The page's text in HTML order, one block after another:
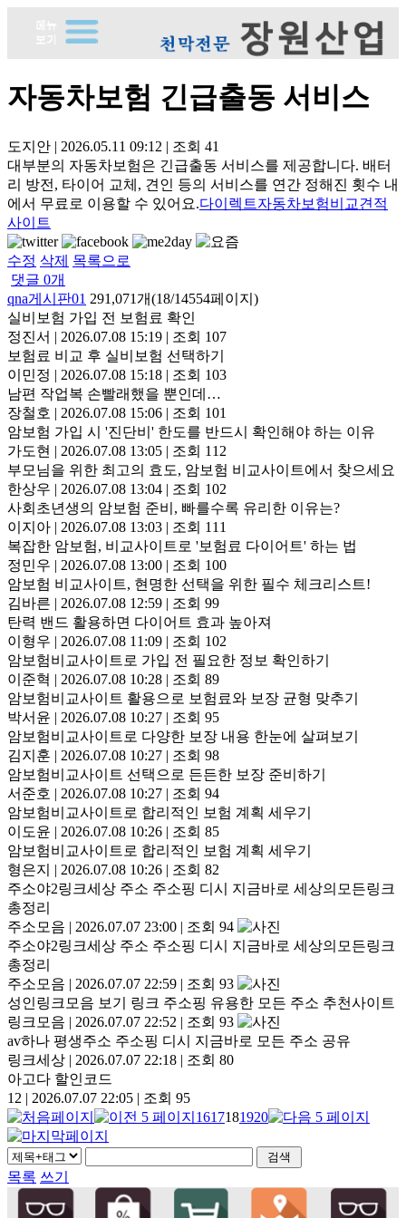
자동차보험 긴급출동 서비스
도지안 | 2026.05.11 09:12 | 조회 41
대부분의 자동차보험은 긴급출동 서비스를 제공합니다. 배터
리 방전, 타이어 교체, 견인 등의 서비스를 연간 정해진 횟수 내
에서 무료로 이용할 수 있어요.다이렉트자동차보험비교견적
사이트
수정 삭제 목록으로
댓글 0개
qna게시판01 291,071개(18/14554페이지)
실비보험 가입 전 보험료 확인
정진서 | 2026.07.08 15:19 | 조회 107
보험료 비교 후 실비보험 선택하기
이민정 | 2026.07.08 15:18 | 조회 103
남편 작업복 손빨래했을 뿐인데…
장철호 | 2026.07.08 15:06 | 조회 101
암보험 가입 시 '진단비' 한도를 반드시 확인해야 하는 이유
가도현 | 2026.07.08 13:05 | 조회 112
부모님을 위한 최고의 효도, 암보험 비교사이트에서 찾으세요
한상우 | 2026.07.08 13:04 | 조회 102
사회초년생의 암보험 준비, 빠를수록 유리한 이유는?
이지아 | 2026.07.08 13:03 | 조회 111
복잡한 암보험, 비교사이트로 '보험료 다이어트' 하는 법
정민우 | 2026.07.08 13:00 | 조회 100
암보험 비교사이트, 현명한 선택을 위한 필수 체크리스트!
김바른 | 2026.07.08 12:59 | 조회 99
탄력 밴드 활용하면 다이어트 효과 높아져
이형우 | 2026.07.08 11:09 | 조회 102
암보험비교사이트로 가입 전 필요한 정보 확인하기
이준혁 | 2026.07.08 10:28 | 조회 89
암보험비교사이트 활용으로 보험료와 보장 균형 맞추기
박서윤 | 2026.07.08 10:27 | 조회 95
암보험비교사이트로 다양한 보장 내용 한눈에 살펴보기
김지훈 | 2026.07.08 10:27 | 조회 98
암보험비교사이트 선택으로 든든한 보장 준비하기
서준호 | 2026.07.08 10:27 | 조회 94
암보험비교사이트로 합리적인 보험 계획 세우기
이도윤 | 2026.07.08 10:26 | 조회 85
암보험비교사이트로 합리적인 보험 계획 세우기
형은지 | 2026.07.08 10:26 | 조회 82
주소야2링크세상 주소 주소핑 디시 지금바로 세상의모든링크
총정리
주소모음 | 2026.07.07 23:00 | 조회 94
주소야2링크세상 주소 주소핑 디시 지금바로 세상의모든링크
총정리
주소모음 | 2026.07.07 22:59 | 조회 93
성인링크모음 보기 링크 주소핑 유용한 모든 주소 추천사이트
링크모음 | 2026.07.07 22:52 | 조회 93
av하나 평생주소 주소핑 디시 지금바로 모든 주소 공유
링크세상 | 2026.07.07 22:18 | 조회 80
아고다 할인코드
12 | 2026.07.07 22:05 | 조회 95
1617181920
목록 쓰기